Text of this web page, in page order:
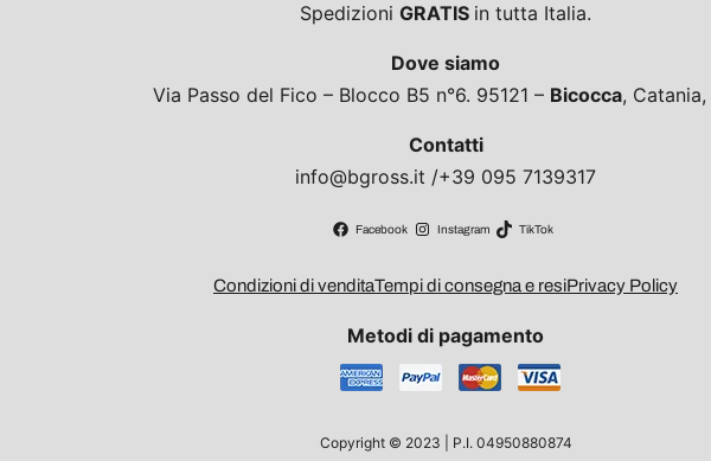
Spedizioni GRATIS in tutta Italia.
Dove siamo
Via Passo del Fico – Blocco B5 n°6. 95121 – Bicocca,
Contatti
info@bgross.it /+39 095 7139317
Facebook Instagram TikTok
Condizioni di venditaTempi di consegna e resiPrivacy Policy
Metodi di pagamento
Copyright © 2023 | P.I. 04950880874